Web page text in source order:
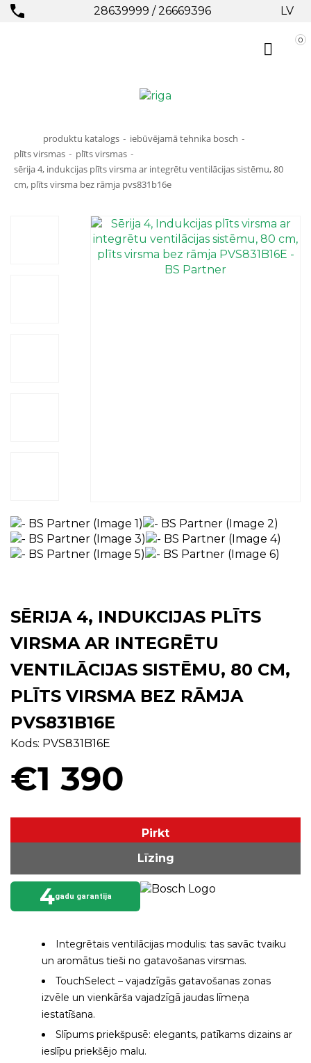
28639999 /26669396 LV
0
produktu katalogs - iebūvējamā tehnika bosch -
plīts virsmas - plīts virsmas -
sērija 4, indukcijas plīts virsma ar integrētu ventilācijas sistēmu, 80
cm, plīts virsma bez rāmja pvs831b16e
SĒRIJA 4, INDUKCIJAS PLĪTS
VIRSMA AR INTEGRĒTU
VENTILĀCIJAS SISTĒMU, 80 CM,
PLĪTS VIRSMA BEZ RĀMJA
PVS831B16E
Kods: PVS831B16E
€1 390
Pirkt
4gadu garantija
Līzing
Integrētais ventilācijas modulis: tas savāc tvaiku
un aromātus tieši no gatavošanas virsmas.
TouchSelect – vajadzīgās gatavošanas zonas
izvēle un vienkārša vajadzīgā jaudas līmeņa
iestatīšana.
Slīpums priekšpusē: elegants, patīkams dizains ar
ieslīpu priekšējo malu.